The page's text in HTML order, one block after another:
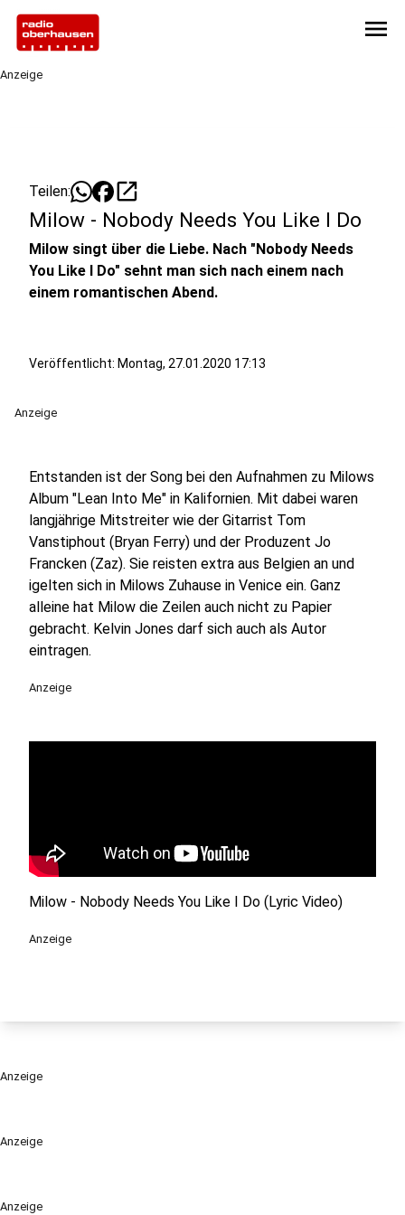
menu
Anzeige
Anzeige
Anzeige
Teilen: open_in_new
Milow - Nobody Needs You Like I Do
Milow singt über die Liebe. Nach "Nobody Needs
You Like I Do" sehnt man sich nach einem nach
einem romantischen Abend.
Veröffentlicht: Montag, 27.01.2020 17:13
Anzeige
Entstanden ist der Song bei den Aufnahmen zu Milows
Album "Lean Into Me" in Kalifornien. Mit dabei waren
langjährige Mitstreiter wie der Gitarrist Tom
Vanstiphout (Bryan Ferry) und der Produzent Jo
Francken (Zaz). Sie reisten extra aus Belgien an und
igelten sich in Milows Zuhause in Venice ein. Ganz
alleine hat Milow die Zeilen auch nicht zu Papier
gebracht. Kelvin Jones darf sich auch als Autor
eintragen.
Anzeige
Milow - Nobody Needs You Like I Do (Lyric Video)
Anzeige
Anzeige